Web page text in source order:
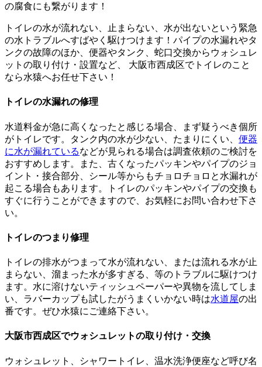
の腐食にも繋がります！
トイレの水が流れない、止まらない、水が出ないという緊急
の水トラブルへすばやく駆けつけます！パイプの水漏れやタ
ンクの故障のほか、便器やタンク、蛇口交換からウォシュレ
ットの取り付け・設置など、 大阪市西成区でトイレのこと
なら水猿へお任せ下さい！
トイレの水漏れの修理
水道料金が急に高くなったと感じる場合、まず疑うべき個所
がトイレです。タンク内の水が少ない、たまりにくい、 便器
に水が漏れているなどが見られる場合は調査依頼のご検討を
おすすめします。また、古くなったパッキンやパイプのジョ
イント・接合部分、シール等からもチョロチョロと水漏れが
起こる場合もあります。トイレのパッキンやパイプの交換も
すぐに行うことができますので、お気軽にお問い合わせ下さ
い。
トイレのつまり修理
トイレの排水がつまって水が流れない、または流れる水が止
まらない、溜まった水が多すぎる、等のトラブルに駆けつけ
ます。水に溶けないティッシュペーパーや異物を流してしま
い、ラバーカップも試したがうまくいかない時は水道屋の出
番です。ぜひ水猿にご連絡下さい。
大阪市西成区でウォシュレットの取り付け・交換
ウォシュレット、シャワートイレ、温水洗浄便座など呼び名